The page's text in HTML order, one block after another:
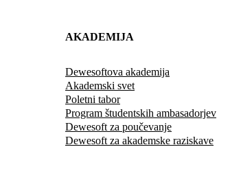
AKADEMIJA
Dewesoftova akademija
Akademski svet
Poletni tabor
Program študentskih ambasadorjev
Dewesoft za poučevanje
Dewesoft za akademske raziskave